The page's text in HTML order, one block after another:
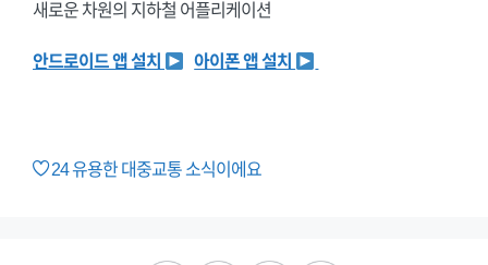
새로운 차원의 지하철 어플리케이션
안드로이드 앱 설치 아이폰 앱 설치
24유용한 대중교통 소식이에요